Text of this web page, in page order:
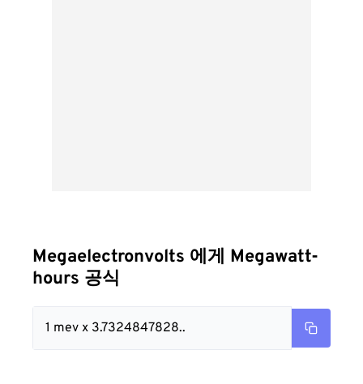
Megaelectronvolts 에게 Megawatt-
hours 공식
1 mev x 3.7324847828..